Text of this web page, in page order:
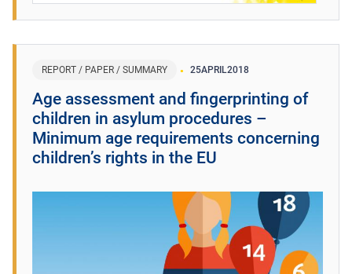
REPORT / PAPER / SUMMARY 25APRIL2018
Age assessment and fingerprinting of
children in asylum procedures –
Minimum age requirements concerning
children’s rights in the EU